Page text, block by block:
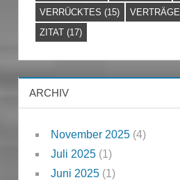
VERRÜCKTES (15) VERTRÄGE
ZITAT (17)
ARCHIV
November 2025(4)
Juli 2025(1)
Juni 2025(1)